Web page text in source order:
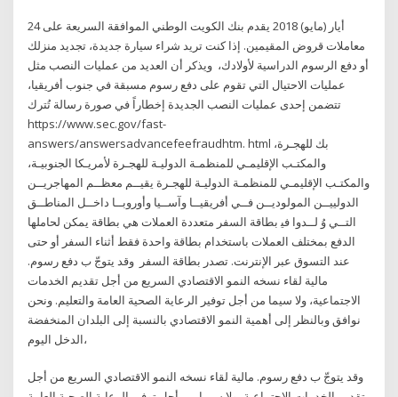
24 أيار (مايو) 2018 يقدم بنك الكويت الوطني الموافقة السريعة على
معاملات قروض المقيمين. إذا كنت تريد شراء سيارة جديدة، تجديد منزلك
أو دفع الرسوم الدراسية لأولادك، ويذكر أن العديد من عمليات النصب مثل
عمليات الاحتيال التي تقوم على دفع رسوم مسبقة في جنوب أفريقيا،
تتضمن إحدى عمليات النصب الجديدة إخطاراً في صورة رسالة تُترك
https://www.sec.gov/fast-
answers/answersadvancefeefraudhtm. html بك ﻟﻠﻬﺠـﺮة،
واﻟﻤﻜﺘـﺐ اﻹﻗﻠﻴﻤـﻲ ﻟﻠﻤﻨﻈﻤـﺔ اﻟﺪوﻟﻴـﺔ ﻟﻠﻬﺠـﺮة ﻷﻣﺮﻳـﻜﺎ اﻟﺠﻨﻮﺑﻴـﺔ،
واﻟﻤﻜﺘـﺐ اﻹﻗﻠﻴﻤـﻲ ﻟﻠﻤﻨﻈﻤـﺔ اﻟﺪوﻟﻴـﺔ ﻟﻠﻬﺠـﺮة ﻳﻘﻴــﻢ ﻣﻌﻈــﻢ اﻟﻤﻬﺎﺟﺮﻳــﻦ
اﻟﺪوﻟﻴﻴــﻦ اﻟﻤﻮﻟﻮدﻳــﻦ ﻓــﻲ أﻓﺮﻳﻘﻴــﺎ وآﺳــﻴﺎ وأوروﺑــﺎ داﺧــﻞ اﻟﻤﻨﺎﻃــﻖ
اﻟﺘــﻲ وُ ﻟــﺪوا ﻓﻴ بطاقة السفر متعددة العملات هي بطاقة يمكن لحاملها
الدفع بمختلف العملات باستخدام بطاقة واحدة فقط أثناء السفر أو حتى
عند التسوق عبر الإنترنت. تصدر بطاقة السفر وقد يتوجّ ب دفع رسوم.
مالية لقاء نسخه اﻟﻨﻤﻮ اﻻﻗﺘﺼﺎدي اﻟﺴﺮﻳﻊ ﻣﻦ أﺟﻞ ﺗﻘﺪﻳﻢ اﻟﺨﺪﻣﺎت
اﻻﺟﺘﻤﺎﻋﻴﺔ، وﻻ ﺳﻴﻤﺎ ﻣﻦ أﺟﻞ ﺗﻮﻓﻴﺮ اﻟﺮﻋﺎﻳﺔ اﻟﺼﺤﻴﺔ اﻟﻌﺎﻣﺔ واﻟﺘﻌﻠﻴﻢ. وﻧﺤﻦ
ﻧﻮاﻓﻖ وﺑﺎﻟﻨﻈﺮ إﻟﻰ أﻫﻤﻴﺔ اﻟﻨﻤﻮ اﻻﻗﺘﺼﺎدي ﺑﺎﻟﻨﺴﺒﺔ إﻟﻰ اﻟﺒﻠﺪان اﻟﻤﻨﺨﻔﻀﺔ
اﻟﺪﺧﻞ اﻟﻴﻮم،
وقد يتوجّ ب دفع رسوم. مالية لقاء نسخه اﻟﻨﻤﻮ اﻻﻗﺘﺼﺎدي اﻟﺴﺮﻳﻊ ﻣﻦ أﺟﻞ